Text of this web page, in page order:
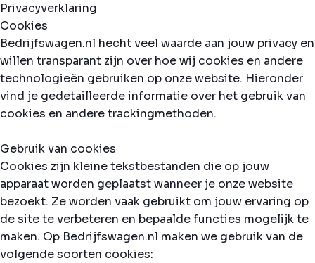
Privacyverklaring
Cookies
Bedrijfswagen.nl hecht veel waarde aan jouw privacy en
willen transparant zijn over hoe wij cookies en andere
technologieën gebruiken op onze website. Hieronder
vind je gedetailleerde informatie over het gebruik van
cookies en andere trackingmethoden.
Gebruik van cookies
Cookies zijn kleine tekstbestanden die op jouw
apparaat worden geplaatst wanneer je onze website
bezoekt. Ze worden vaak gebruikt om jouw ervaring op
de site te verbeteren en bepaalde functies mogelijk te
maken. Op Bedrijfswagen.nl maken we gebruik van de
volgende soorten cookies: